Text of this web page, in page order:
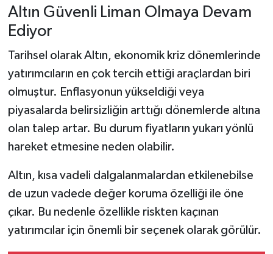
Altın Güvenli Liman Olmaya Devam
Ediyor
Tarihsel olarak Altın, ekonomik kriz dönemlerinde
yatırımcıların en çok tercih ettiği araçlardan biri
olmuştur. Enflasyonun yükseldiği veya
piyasalarda belirsizliğin arttığı dönemlerde altına
olan talep artar. Bu durum fiyatların yukarı yönlü
hareket etmesine neden olabilir.
Altın, kısa vadeli dalgalanmalardan etkilenebilse
de uzun vadede değer koruma özelliği ile öne
çıkar. Bu nedenle özellikle riskten kaçınan
yatırımcılar için önemli bir seçenek olarak görülür.